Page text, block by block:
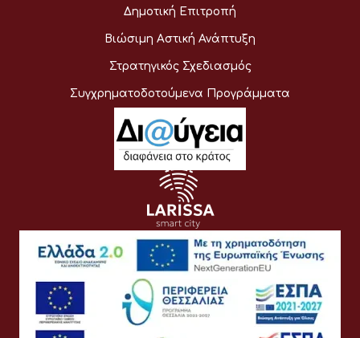
Δημοτική Επιτροπή
Βιώσιμη Αστική Ανάπτυξη
Στρατηγικός Σχεδιασμός
Συγχρηματοδοτούμενα Προγράμματα